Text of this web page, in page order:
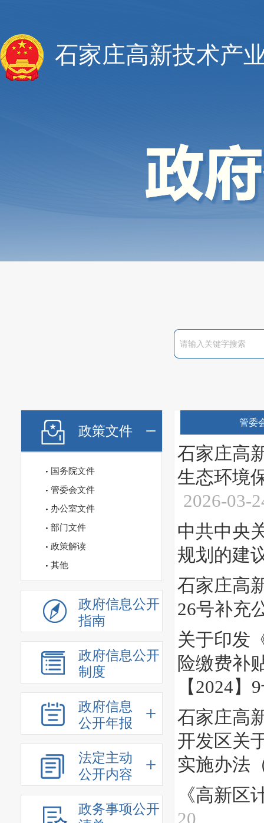
石家庄高新技术产
政策文件
国务院文件
管委会文件
办公室文件
部门文件
政策解读
其他
政府信息公开
指南
政府信息公开
制度
政府信息
公开年报
法定主动
公开内容
政务事项公开
管委
石家庄高
生态环境
2026-03-
中共中央
规划的建
石家庄高
26号补充
关于印发
险缴费补
【2024】
石家庄高
开发区关
实施办法
《高新区
20